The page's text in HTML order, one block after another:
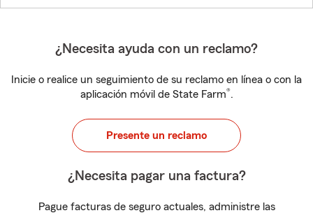
¿Necesita ayuda con un reclamo?
Inicie o realice un seguimiento de su reclamo en línea o con la
aplicación móvil de State Farm®.
Presente un reclamo
¿Necesita pagar una factura?
Pague facturas de seguro actuales, administre las